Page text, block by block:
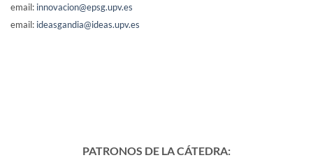
email: innovacion@epsg.upv.es
email: ideasgandia@ideas.upv.es
PATRONOS DE LA CÁTEDRA: